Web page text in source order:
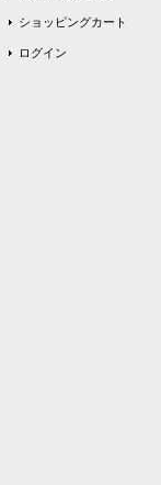
ショッピングカート
ログイン